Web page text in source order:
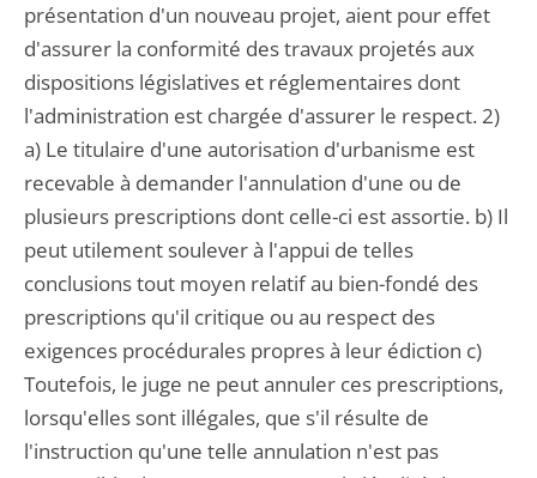
présentation d'un nouveau projet, aient pour effet
d'assurer la conformité des travaux projetés aux
dispositions législatives et réglementaires dont
l'administration est chargée d'assurer le respect. 2)
a) Le titulaire d'une autorisation d'urbanisme est
recevable à demander l'annulation d'une ou de
plusieurs prescriptions dont celle-ci est assortie. b) Il
peut utilement soulever à l'appui de telles
conclusions tout moyen relatif au bien-fondé des
prescriptions qu'il critique ou au respect des
exigences procédurales propres à leur édiction c)
Toutefois, le juge ne peut annuler ces prescriptions,
lorsqu'elles sont illégales, que s'il résulte de
l'instruction qu'une telle annulation n'est pas